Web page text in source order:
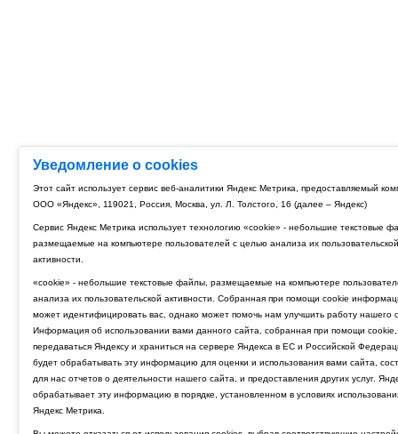
Уведомление о cookies
Этот сайт использует сервис веб-аналитики Яндекс Метрика, предоставляемый
ООО «Яндекс», 119021, Россия, Москва, ул. Л. Толстого, 16 (далее – Яндекс)
Сервис Яндекс Метрика использует технологию «cookie» - небольшие текстовые
размещаемые на компьютере пользователей с целью анализа их пользовательской
активности.
«cookie» - небольшие текстовые файлы, размещаемые на компьютере
анализа их пользовательской активности. Собранная при помощи cookie
может идентифицировать вас, однако может помочь нам улучшить работу нашего
Информация об использовании вами данного сайта, собранная при помощи cookie,
передаваться Яндексу и храниться на сервере Яндекса в ЕС и Российской
будет обрабатывать эту информацию для оценки и использования вами сайта,
для нас отчетов о деятельности нашего сайта, и предоставления других услуг.
обрабатывает эту информацию в порядке, установленном в условиях
Яндекс Метрика.